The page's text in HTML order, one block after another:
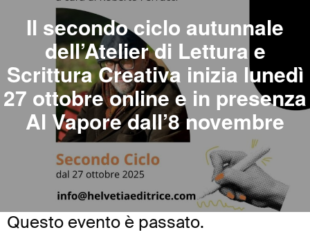
Il secondo ciclo autunnale
dell’Atelier di Lettura e
Scrittura Creativa inizia lunedì
27 ottobre online e in presenza
Al Vapore dall’8 novembre
Questo evento è passato.